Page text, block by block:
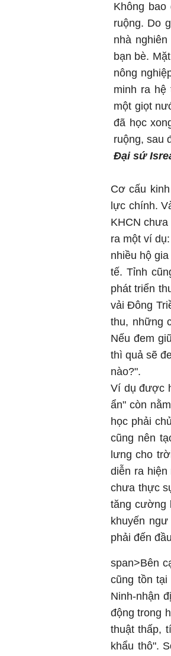
Không
ruộng. Do
nhà
bạn bè.
nông
minh ra hệ
một giọt
đã học
ruộng, sau
Đại sứ
Cơ cấu
lực chính.
KHCN
ra một ví
nhiều hộ
tế. Tỉnh
phát triển
vải Đông
thu, những
Nếu đem
thì quả sẽ
nào?".
Ví dụ được
ẩn" còn
học phải
cũng nên
lưng cho
diễn ra hiện
chưa thực
tăng cường
khuyến
phải đến
span>Bên
cũng tồn
Ninh-nhận
động trong
thuật thấp,
khẩu thô".